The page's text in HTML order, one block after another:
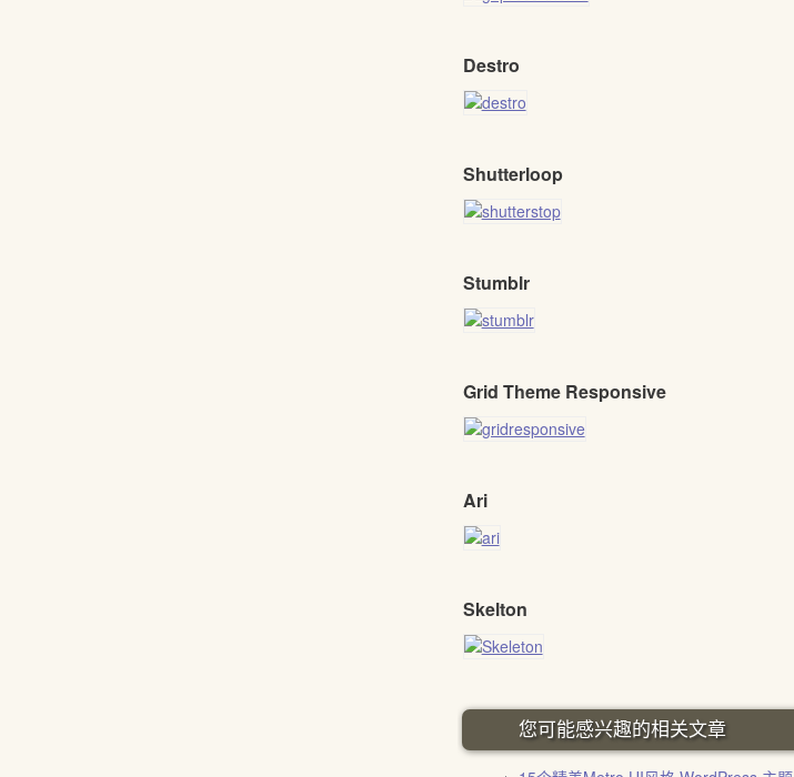
Destro
Shutterloop
Stumblr
Grid Theme Responsive
Ari
Skelton
您可能感兴趣的相关文章